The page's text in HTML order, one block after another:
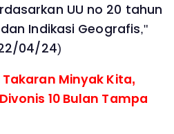
UU no 20 tahun
Indikasi Geografis,"
04/24)
Minyak Kita,
10 Bulan Tampa